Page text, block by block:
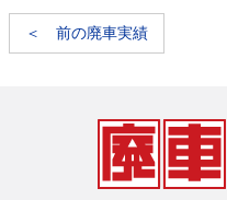
＜ 前の廃車実績